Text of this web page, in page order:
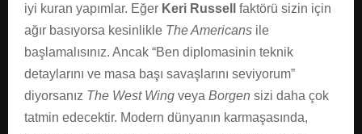
iyi kuran yapımlar. Eğer Keri Russell
faktörü sizin için
ağır basıyorsa kesinlikle The Americans ile
başlamalısınız. Ancak “Ben diplomasinin teknik
detaylarını ve masa başı savaşlarını seviyorum”
diyorsanız The West Wing veya Borgen sizi daha çok
tatmin edecektir. Modern dünyanın karmaşasında,